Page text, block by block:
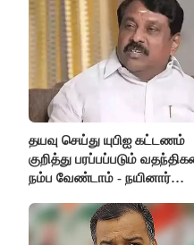
தயவு செய்து யுபிஐ கட்டணம்
குறித்து பரப்பப்படும்
நம்ப வேண்டாம் - நயினார்